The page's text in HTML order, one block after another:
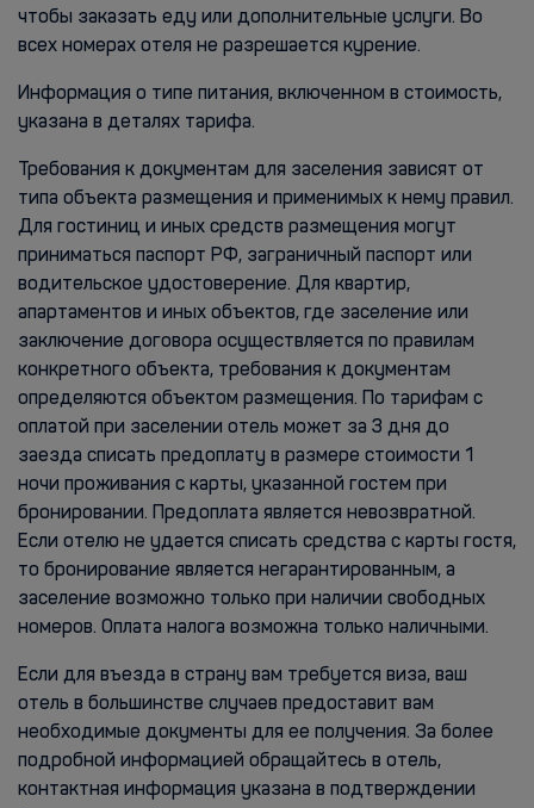
чтобы заказать еду или дополнительные услуги. Во
всех номерах отеля не разрешается курение.
Информация о типе питания, включенном в стоимость,
указана в деталях тарифа.
Требования к документам для заселения зависят от
типа объекта размещения и применимых к нему правил.
Для гостиниц и иных средств размещения могут
приниматься паспорт РФ, заграничный паспорт или
водительское удостоверение. Для квартир,
апартаментов и иных объектов, где заселение или
заключение договора осуществляется по правилам
конкретного объекта, требования к документам
определяются объектом размещения. По тарифам с
оплатой при заселении отель может за 3 дня до
заезда списать предоплату в размере стоимости 1
ночи проживания с карты, указанной гостем при
бронировании. Предоплата является невозвратной.
Если отелю не удается списать средства с карты гостя,
то бронирование является негарантированным, а
заселение возможно только при наличии свободных
номеров. Оплата налога возможна только наличными.
Если для въезда в страну вам требуется виза, ваш
отель в большинстве случаев предоставит вам
необходимые документы для ее получения. За более
подробной информацией обращайтесь в отель,
контактная информация указана в подтверждении